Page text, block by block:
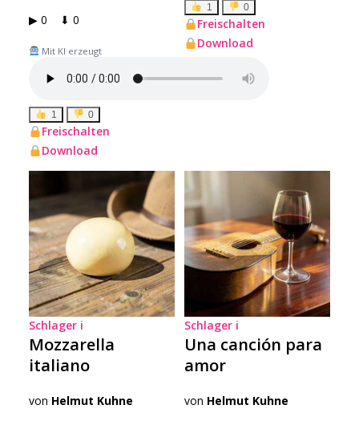
▶ 0 ⬇ 0
Mit KI erzeugt
1 0
Freischalten
Download
1 0
Freischalten
Download
Schlager i
Mozzarella
italiano
von Helmut Kuhne
Schlager i
Una canción para
amor
von Helmut Kuhne